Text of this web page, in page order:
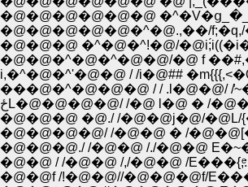
�@�@�@�@�@�@
�@�@�@�@�@�^�@.,��/
�@�@�@ �^�@�^!�@/
i,�^�@�^'�@�@ / /i�@##
���@�^�@�@�@ / / .l�@�@/ /̓
�@�@�@ �@./ /�@�@j�@/
�@�@�@�@/ /�@�@ � /
�@�@�@./ /�@�@ /./�@�@
�@�@ / /�@�@ /,/�@�@ /
�@�@f /!�@�@//�@�@�@f/